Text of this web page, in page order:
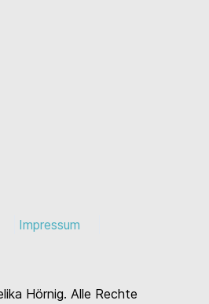
Impressum
Hörnig. Alle Rechte